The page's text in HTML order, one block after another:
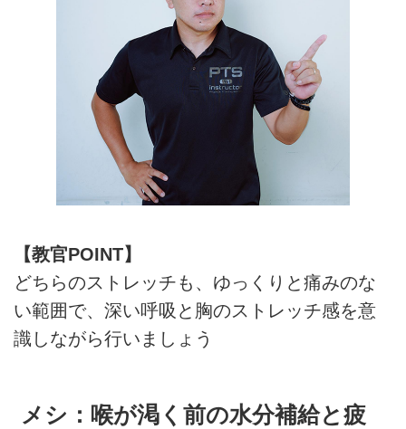
【教官POINT】
どちらのストレッチも、ゆっくりと痛みのな
い範囲で、深い呼吸と胸のストレッチ感を意
識しながら行いましょう
メシ：喉が渇く前の水分補給と疲